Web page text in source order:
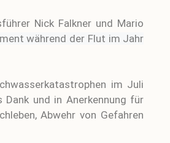
Nick Falkner und Mario
während der Flut im Jahr
im Juli
und in Anerkennung für
Abwehr von Gefahren